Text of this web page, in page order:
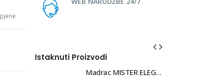
Istaknuti Proizvodi
Madrac MISTER ELEGANCE 90x220